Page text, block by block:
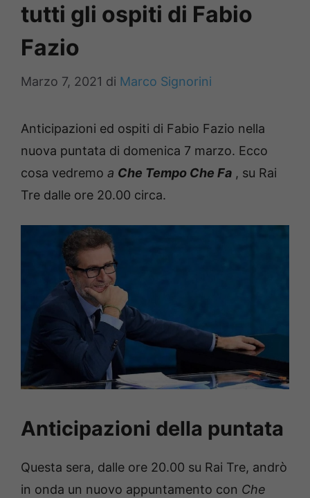
tutti gli ospiti di Fabio
Fazio
Marzo 7, 2021 di Marco Signorini
Anticipazioni ed ospiti di Fabio Fazio nella
nuova puntata di domenica 7 marzo. Ecco
cosa vedremo a Che Tempo Che Fa , su Rai
Tre dalle ore 20.00 circa.
Anticipazioni della puntata
Questa sera, dalle ore 20.00 su Rai Tre, andrò
in onda un nuovo appuntamento con Che